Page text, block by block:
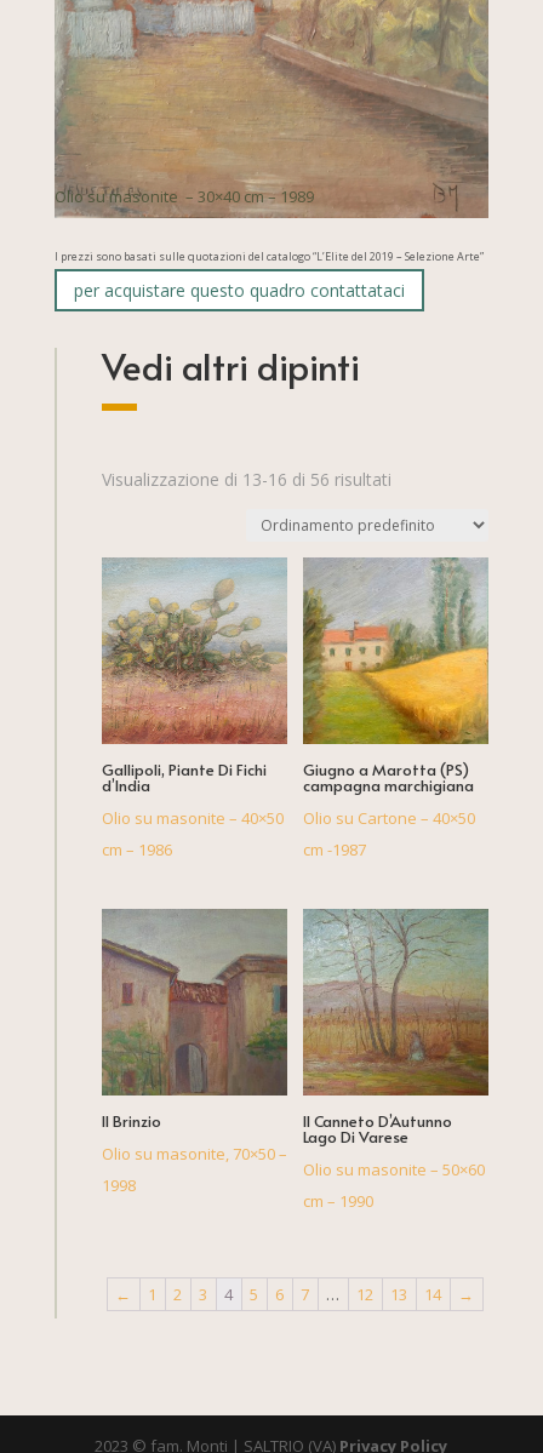
Olio su masonite – 30×40 cm – 1989
I prezzi sono basati sulle quotazioni del catalogo “L’Elite del 2019 – Selezione Arte”
per acquistare questo quadro contattataci
Vedi altri dipinti
Visualizzazione di 13-16 di 56 risultati
Gallipoli, Piante Di Fichi
d’India
Olio su masonite – 40×50
cm – 1986
Giugno a Marotta (PS)
campagna marchigiana
Olio su Cartone – 40×50
cm -1987
Il Brinzio
Olio su masonite, 70×50 –
1998
Il Canneto D’Autunno
Lago Di Varese
Olio su masonite – 50×60
cm – 1990
← 1 2 3 4 5 6 7 … 12 13 14 →
2023 © fam. Monti | SALTRIO (VA) Privacy Policy